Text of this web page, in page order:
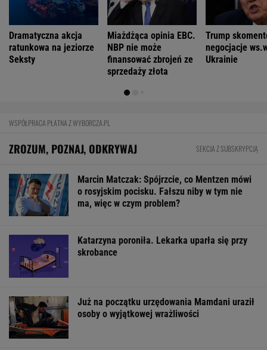
Dramatyczna akcja
ratunkowa na jeziorze
Seksty
Miażdżąca opinia EBC.
NBP nie może
finansować zbrojeń ze
sprzedaży złota
Trump
negocjacje
Ukrainie
WSPÓŁPRACA PŁATNA Z WYBORCZA.PL
ZROZUM, POZNAJ, ODKRYWAJ SEKCJA Z SUBSKRYPCJĄ
Marcin Matczak: Spójrzcie, co Mentzen mówi
o rosyjskim pocisku. Fałszu niby w tym nie
ma, więc w czym problem?
Katarzyna poroniła. Lekarka uparła się przy
skrobance
Już na początku urzędowania Mamdani uraził
osoby o wyjątkowej wrażliwości